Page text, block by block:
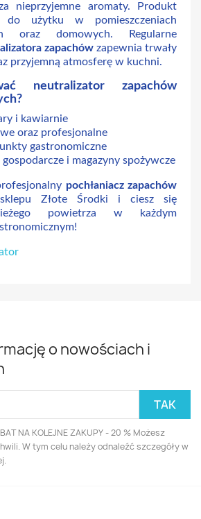
nieprzyjemne aromaty. Produkt
do użytku w pomieszczeniach
oraz domowych. Regularne
zapachów zapewnia trwały
przyjemną atmosferę w kuchni.
neutralizator zapachów
i kawiarnie
oraz profesjonalne
gastronomiczne
gospodarcze i magazyny spożywcze
pochłaniacz zapachów
Złote Środki i ciesz się
powietrza w każdym
o nowościach i
NA KOLEJNE ZAKUPY - 20 % Możesz
W tym celu należy odnaleźć szczegóły w